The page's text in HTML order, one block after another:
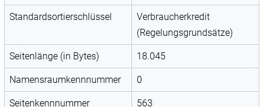
Standardsortierschlüssel
Verbraucherkredit
(Regelungsgrundsätze)
Seitenlänge (in Bytes) 18.045
Namensraumkennnummer 0
Seitenkennnummer 563